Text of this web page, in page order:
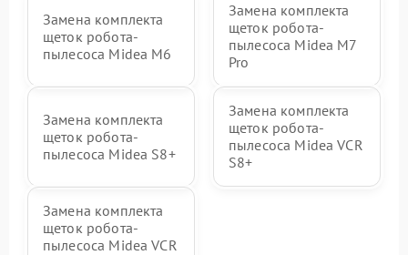
Замена комплекта
щеток робота-
пылесоса Midea M6
Замена комплекта
щеток робота-
пылесоса Midea M7
Pro
Замена комплекта
щеток робота-
пылесоса Midea S8+
Замена комплекта
щеток робота-
пылесоса Midea VCR
S8+
Замена комплекта
щеток робота-
пылесоса Midea VCR